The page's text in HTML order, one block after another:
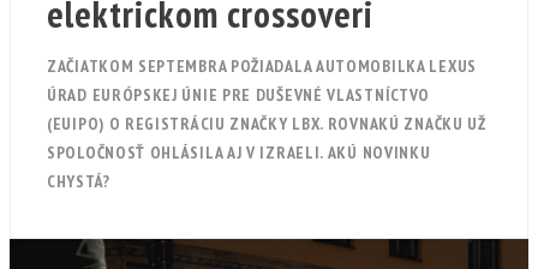
elektrickom crossoveri
ZAČIATKOM SEPTEMBRA POŽIADALA AUTOMOBILKA LEXUS
ÚRAD EURÓPSKEJ ÚNIE PRE DUŠEVNÉ VLASTNÍCTVO
(EUIPO) O REGISTRÁCIU ZNAČKY LBX. ROVNAKÚ ZNAČKU UŽ
SPOLOČNOSŤ OHLÁSILA AJ V IZRAELI. AKÚ NOVINKU
CHYSTÁ?